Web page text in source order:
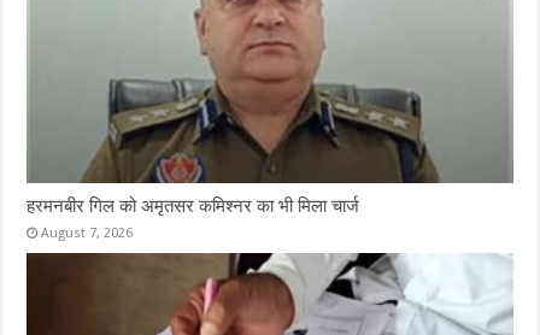
हरमनबीर गिल को अमृतसर कमिश्नर का भी मिला चार्ज
August 7, 2026